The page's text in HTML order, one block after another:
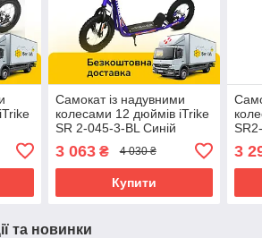
Самокат із надувними
колесами 12 дюймів iTrike
SR 2-045-3-BL Синій
3 063₴ 4 030 ₴
Купити
3
та новинки